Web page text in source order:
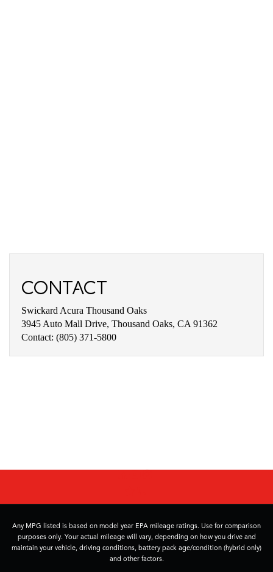
CONTACT
Swickard Acura Thousand Oaks
3945 Auto Mall Drive, Thousand Oaks, CA 91362
Contact: (805) 371-5800
Any MPG listed is based on model year EPA mileage ratings. Use for comparison
purposes only. Your actual mileage will vary, depending on how you drive and
maintain your vehicle, driving conditions, battery pack age/condition (hybrid only)
and other factors.